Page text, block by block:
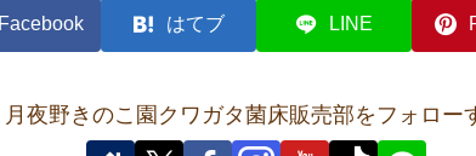
Facebook はてブ LINE
月夜野きのこ園クワガタ菌床販売部をフォロー